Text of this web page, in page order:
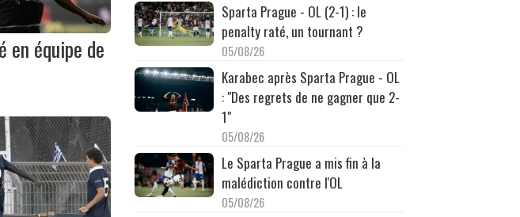
en équipe de
Sparta Prague - OL (2-1) : le
penalty raté, un tournant ?
05/08/26
Karabec après Sparta Prague - OL
: "Des regrets de ne gagner que 2-
1"
05/08/26
Le Sparta Prague a mis fin à la
malédiction contre l'OL
05/08/26